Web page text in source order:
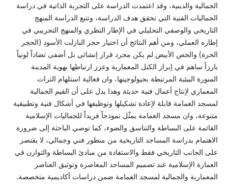
والدينية، وقد اعتمدت الدراسة على التجربة الذاتية في دراسة
الفنية التي تحقق هدف الدراسة، وتتبع الدراسة المنهج
والوصفي التحليلي في الإطار النظري والمنهج التجريبي في
ومن أهم النتائج أن اختيار حجر البازلت الأسود (الحجر
الأبيض لم يكن مجرد قرار إنشائي بل أضفى تضاداً لونياً
في إبراز الكتل المعمارية وعزز ارتباطها بهوية المدينة
البيئية المرتبطة بجيولوجيتها، وان فعالية استلهام التراث
لإنتاج أعمال فنية حديثة وهذا يدل على أن القيم الجمالية
قابلة لإعادة تشكيلها وتوظيفها في أشكال فنية وتطبيقية
وان مسجد الغمامة يمثّل نموذجاً فريداً للجماليات الإسلامية
على البساطة والتناسق والضوء، كما توصي الباحثة إلى ضرورة
بدراسة المساجد التاريخية من منظور فني وجمالي، لا يقتصر
التاريخي فقط والاستفادة من مبادئ البساطة والتوازن في
الإسلامية عند تصميم المساجد المعاصرة وتوثيق العناصر
والجمالية لمسجد الغمامة ضمن دراسات أكاديمية متخصصة.